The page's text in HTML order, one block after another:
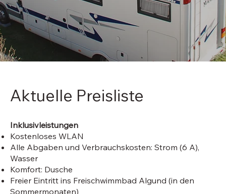
Aktuelle Preisliste
Inklusivleistungen
Kostenloses WLAN
Alle Abgaben und Verbrauchskosten: Strom (6 A),
Wasser
Komfort: Dusche
Freier Eintritt ins Freischwimmbad Algund (in den
Sommermonaten)